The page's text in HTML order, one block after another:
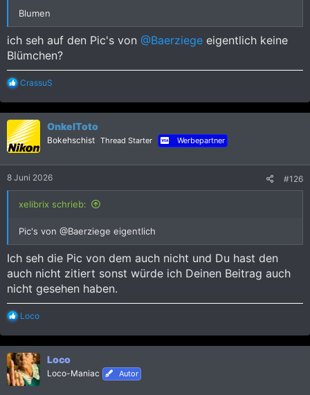
Blumen
ich seh auf den Pic's von @Baerziege eigentlich keine
Blümchen?
R
a
k
t
i
o
n
:
CrassuS
OnkelToto
Bokehschist Thread Starter Werbepartner
8 Juni 2026 #126
xelibrix schrieb:
Pic's von @Baerziege eigentlich
Ich seh die Pic von dem auch nicht und Du hast den
auch nicht zitiert sonst würde ich Deinen Beitrag auch
nicht gesehen haben.
R
a
k
t
i
o
Loco
Loco
Loco-Maniac Autor